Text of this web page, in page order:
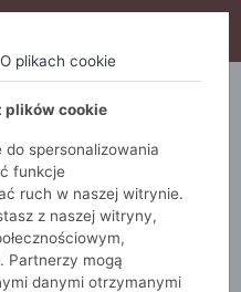
ZA 3SZT (KOD: S15)
O plikach cookie
plików cookie
spersonalizowania
funkcje
ruch w naszej witrynie.
z naszej witryny,
Partnerzy mogą
danymi otrzymanymi